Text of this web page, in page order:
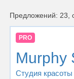
Предложений: 23,
PRO
Murphy
Студия красоты